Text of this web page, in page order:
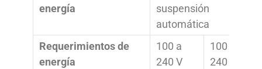
energía
suspensión
automática
Requerimientos de
energía
100 a
240 V
100 a
240 V